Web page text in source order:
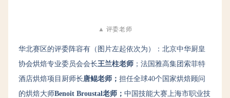
▲ 评委老师
华北赛区的评委阵容有 （图片左起依次为）： 北京中华厨皇
协会烘焙专业委员会会长王兰柱老师 ； 法国雅高集团索菲特
酒店烘焙项目厨师长唐鲲老师； 担任全球40个国家烘焙顾问
的烘焙大师Benoit Broustal老师； 中国技能大赛上海市职业技